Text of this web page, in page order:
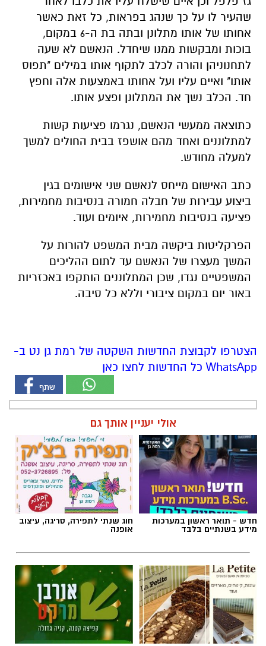
שהעיר לו על כך שנהג בפראות, כל זאת כאשר
אחותו של אותו מתלונן ובתה בת ה-6 במקום,
בוכות ומבקשות ממנו שיחדל. הנאשם לא שעה
לתחנוניהן והורה לכלב לתקוף אותו במילים "תפוס
אותו" ואיים עליו ועל אחותו באמצעות אלה וחפץ
חד. הכלב נשך את המתלונן ופצע אותו.
כתוצאה ממעשי הנאשם, נגרמו פציעות קשות
למתלוננים ואחד מהם אושפז בבית החולים למשך
למעלה מחודש.
כתב האישום מייחס לנאשם שני אישומים בגין
ביצוע עבירות של חבלה חמורה בנסיבות מחמירות,
פציעה בנסיבות מחמירות, איומים ועוד.
הפרקליטות ביקשה מבית המשפט להורות על
המשך מעצרו של הנאשם עד לתום ההליכים
המשפטיים נגדו, שכן המתלוננים הותקפו באכזריות
באור יום במקום ציבורי וללא כל סיבה.
הצטרפו לקבוצת החדשות השקטה של רמת גן נט ב-
WhatsApp כל החדשות לחצו כאן
אולי יעניין אותך גם
חדש - תואר ראשון במערכות
מידע בשנתיים בלבד
חוג שנתי לתפירה, סריגה, עיצוב
אופנה